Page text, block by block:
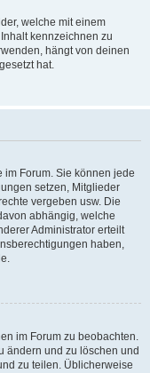
welche mit einem
kennzeichnen zu
hängt von deinen
hat.
Forum. Sie können jede
setzen, Mitglieder
vergeben usw. Die
abhängig, welche
Administrator erteilt
haben,
im Forum zu beobachten.
ändern und zu löschen und
zu teilen. Üblicherweise